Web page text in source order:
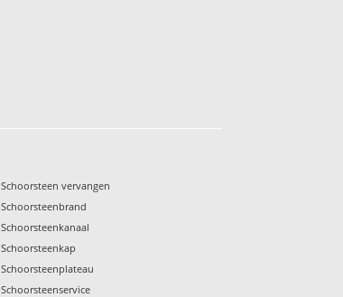
Schoorsteen vervangen
Schoorsteenbrand
Schoorsteenkanaal
Schoorsteenkap
Schoorsteenplateau
Schoorsteenservice